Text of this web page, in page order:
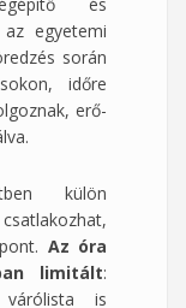
egyetemi
során
időre
erő-
külön
Az óra
limitált:
is